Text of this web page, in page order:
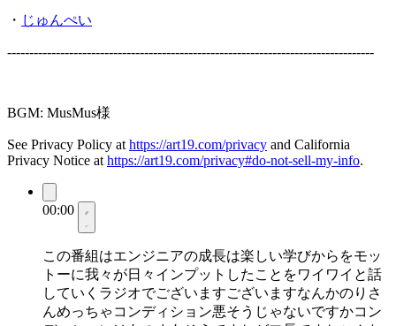
・ じゅんぺい
-----------------------------------------------------------------------------------
BGM: MusMus様
See Privacy Policy at https://art19.com/privacy and California
Privacy Notice at https://art19.com/privacy#do-not-sell-my-info.
00:00
この番組はエンジニアの成長は楽しい学びからをモッ
トーに我々が日々インプットしたことをワイワイと話
していくラジオでございますございますなんかのりさ
んめっちゃコンディション悪そうじゃないですかコン